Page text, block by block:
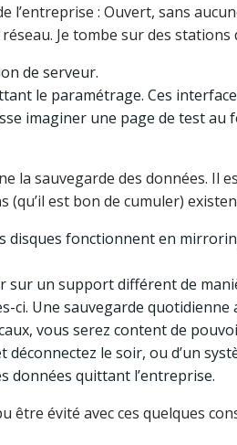
l’entreprise : Ouvert, sans
Je tombe sur des
de serveur.
le paramétrage. Ces
imaginer une page de test au
sauvegarde des données. Il
(qu’il est bon de cumuler)
disques fonctionnent en
un support différent de
ci. Une sauvegarde
vous serez content de
le soir, ou d’un
données quittant l’entreprise.
évité avec ces quelques